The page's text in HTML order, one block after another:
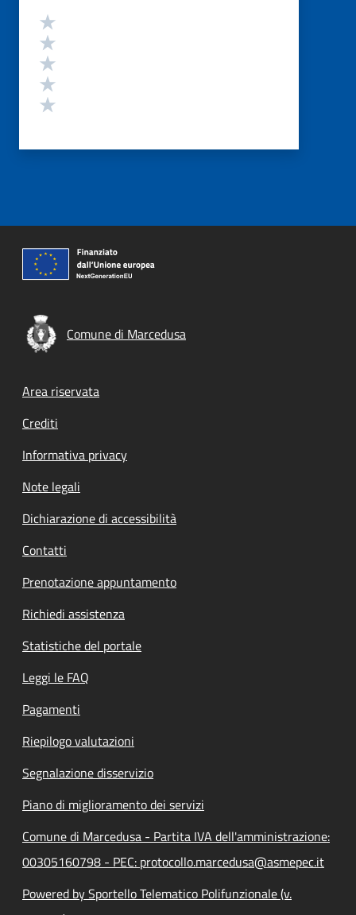
Valutazione
Comune di Marcedusa
Footer menu
Area riservata
Crediti
Informativa privacy
Note legali
Dichiarazione di accessibilità
Contatti
Prenotazione appuntamento
Richiedi assistenza
Statistiche del portale
Leggi le FAQ
Pagamenti
Riepilogo valutazioni
Segnalazione disservizio
Piano di miglioramento dei servizi
Comune di Marcedusa - Partita IVA dell'amministrazione:
00305160798 - PEC: protocollo.marcedusa@asmepec.it
Powered by Sportello Telematico Polifunzionale (v.